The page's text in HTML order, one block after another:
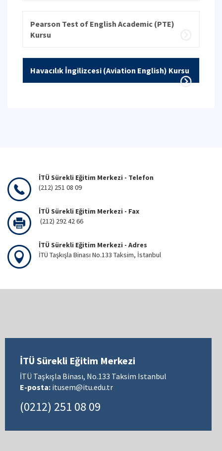
Pearson Test of English Academic (PTE)
Kursu
Havacılık İngilizcesi (Aviation English) Kursu
İTÜ Sürekli Eğitim Merkezi - Telefon
(212) 251 08 09
İTÜ Sürekli Eğitim Merkezi - Fax
(212) 292 42 66
İTÜ Sürekli Eğitim Merkezi - Adres
İTÜ Taşkışla Binası No.133 Taksim, İstanbul
İTÜ Sürekli Eğitim Merkezi
İTÜ Taşkışla Binası, No.133 Taksim Istanbul
E-posta: itusem@itu.edu.tr
(0212) 251 08 09